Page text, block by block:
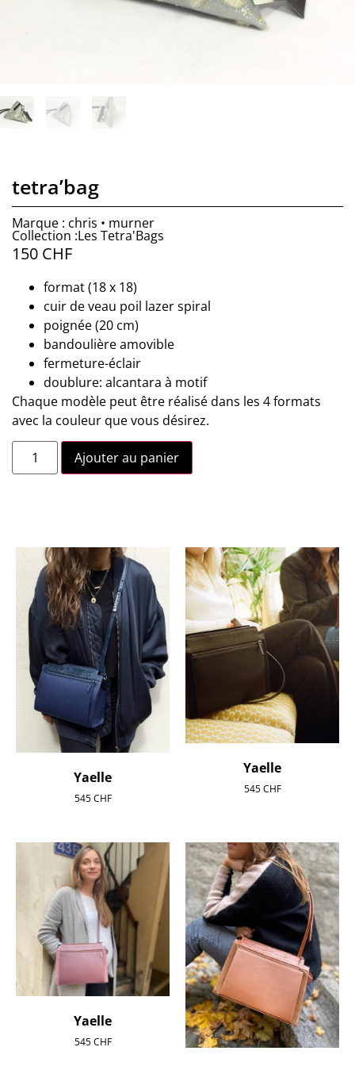
tetra’bag
Marque : chris • murner
Collection :Les Tetra'Bags
150 CHF
format (18 x 18)
cuir de veau poil lazer spiral
poignée (20 cm)
bandoulière amovible
fermeture-éclair
doublure: alcantara à motif
Chaque modèle peut être réalisé dans les 4 formats
avec la couleur que vous désirez.
Ajouter au panier
Yaelle
545CHF
Yaelle
545CHF
Yaelle
545CHF